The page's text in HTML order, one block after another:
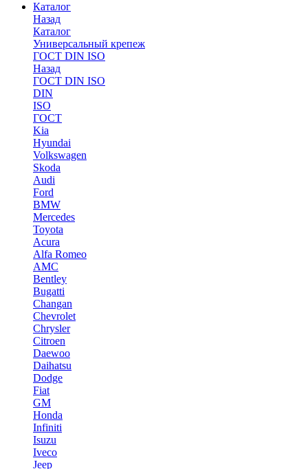
Каталог
Назад
Каталог
Универсальный крепеж
ГОСТ DIN ISO
Назад
ГОСТ DIN ISO
DIN
ISO
ГОСТ
Kia
Hyundai
Volkswagen
Skoda
Audi
Ford
BMW
Mercedes
Toyota
Acura
Alfa Romeo
AMC
Bentley
Bugatti
Changan
Chevrolet
Chrysler
Citroen
Daewoo
Daihatsu
Dodge
Fiat
GM
Honda
Infiniti
Isuzu
Iveco
Jeep